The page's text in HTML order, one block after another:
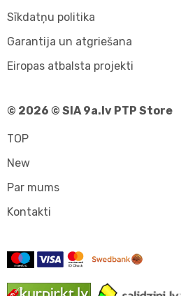
Sīkdatņu politika
Garantija un atgriešana
Eiropas atbalsta projekti
© 2026 © SIA 9a.lv PTP Store
TOP
New
Par mums
Kontakti